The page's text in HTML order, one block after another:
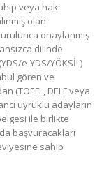
veya hak
olan
onaylanmış
dilinde
e-YDS/YÖKSİL)
gören ve
(TOEFL, DELF veya
uyruklu adayların
ile birlikte
başvuracakları
sahip